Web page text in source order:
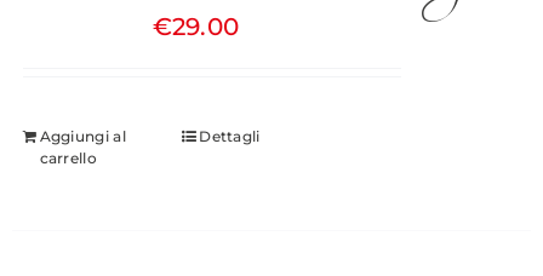
€29.00
Aggiungi al
carrello
Dettagli